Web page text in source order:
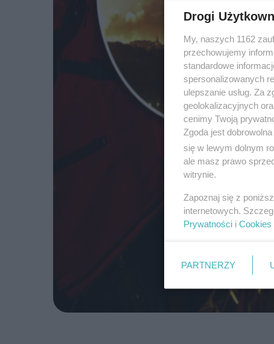
Drogi
My, naszych 1162
przechowujemy
standardowe
spersonalizowanych
ulepszanie usług. Za
geolokalizacyjnych
cenimy Twoją
Zgoda jest
się w lewym dolnym
ale masz prawo
witrynie.
Zapoznaj się z
internetowych.
Prywatności i Cookies
PARTNERZY